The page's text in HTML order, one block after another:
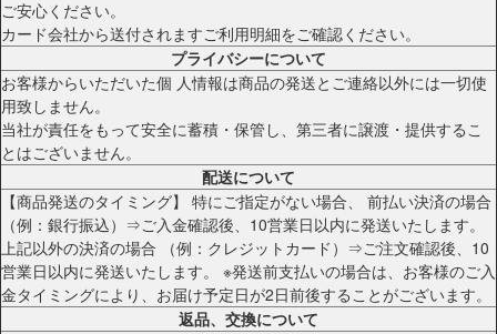
ご安心ください。
カード会社から送付されますご利用明細をご確認ください。
プライバシーについて
お客様からいただいた個 人情報は商品の発送とご連絡以外には一切使
用致しません。
当社が責任をもって安全に蓄積・保管し、第三者に譲渡・提供するこ
とはございません。
配送について
【商品発送のタイミング】 特にご指定がない場合、 前払い決済の場合
（例：銀行振込）⇒ご入金確認後、10営業日以内に発送いたします。
上記以外の決済の場合 （例：クレジットカード）⇒ご注文確認後、10
営業日以内に発送いたします。 ※発送前支払いの場合は、お客様のご入
金タイミングにより、お届け予定日が2日前後することがございます。
返品、交換について